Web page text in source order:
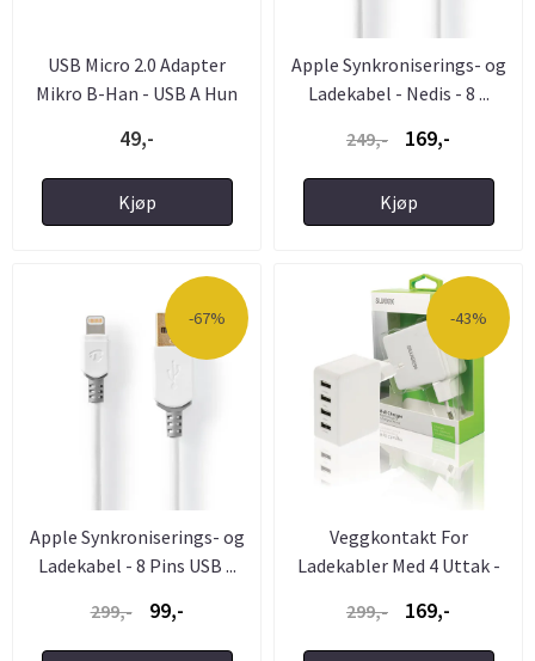
USB Micro 2.0 Adapter
Mikro B-Han - USB A Hun
49,-
Kjøp
Apple Synkroniserings- og
Ladekabel - Nedis - 8 ...
249,-
169,-
Kjøp
-67%
Apple Synkroniserings- og
Ladekabel - 8 Pins USB ...
299,-
99,-
-43%
Veggkontakt For
Ladekabler Med 4 Uttak -
299,- 169,-